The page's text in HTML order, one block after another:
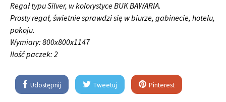
Regał typu Silver, w kolorystyce BUK BAWARIA.
Prosty regał, świetnie sprawdzi się w biurze, gabinecie, hotelu,
pokoju.
Wymiary: 800x800x1147
Ilość paczek: 2
Udostępnij Tweetuj Pinterest